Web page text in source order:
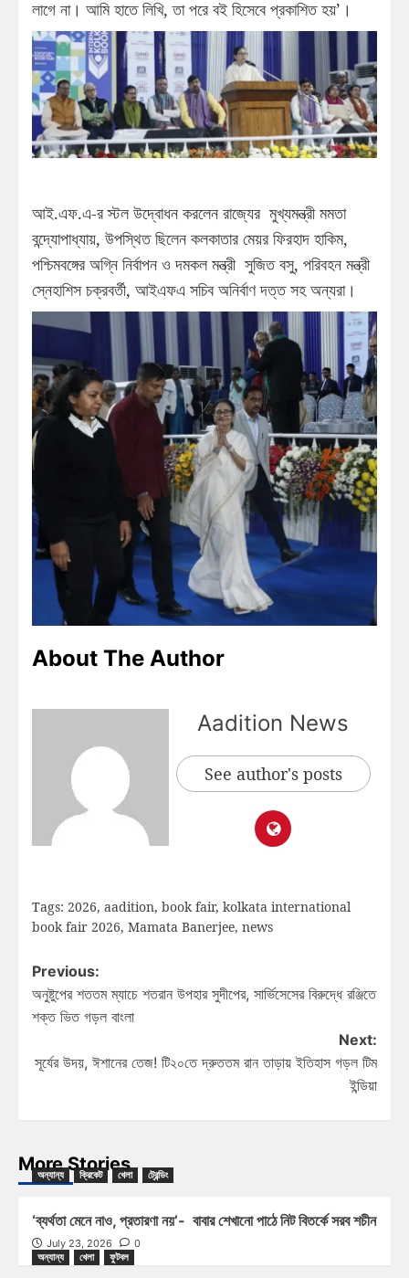
লাগে না। আমি হাতে লিখি, তা পরে বই হিসেবে প্রকাশিত হয়’।
আই.এফ.এ-র স্টল উদ্বোধন করলেন রাজ্যের মুখ্যমন্ত্রী মমতা
বন্দ্যোপাধ্যায়, উপস্থিত ছিলেন কলকাতার মেয়র ফিরহাদ হাকিম,
পশ্চিমবঙ্গের অগ্নি নির্বাপন ও দমকল মন্ত্রী সুজিত বসু, পরিবহন মন্ত্রী
স্নেহাশিস চক্রবর্তী, আইএফএ সচিব অনির্বাণ দত্ত সহ অন্যরা।
About The Author
Aadition News
See author's posts
Tags: 2026, aadition, book fair, kolkata international
book fair 2026, Mamata Banerjee, news
Previous:
অনুষ্টুপের শততম ম্যাচে শতরান উপহার সুদীপের, সার্ভিসেসের বিরুদ্ধে রঞ্জিতে
শক্ত ভিত গড়ল বাংলা
Next:
সূর্যের উদয়, ঈশানের তেজ! টি২০তে দ্রুততম রান তাড়ায় ইতিহাস গড়ল টিম
ইন্ডিয়া
More Stories
অন্যান্য ক্রিকেট খেলা ট্রেন্ডিং
‘ব্যর্থতা মেনে নাও, প্রতারণা নয়’- বাবার শেখানো পাঠে নিট বিতর্কে সরব শচীন
July 23, 2026
0
অন্যান্য
খেলা ফুটবল